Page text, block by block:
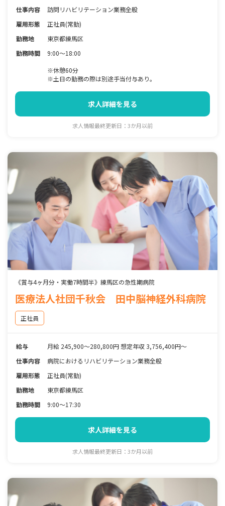
仕事内容
訪問リハビリテーション業務全般
雇用形態
正社員(常勤)
勤務地
東京都練馬区
勤務時間
9:00～18:00
※休憩60分
※土日の勤務の際は別途手当付与あり。
求人詳細を見る
求人情報最終更新日：3か月以前
《賞与4ヶ月分・実働7時間半》練馬区の急性期病院
医療法人社団千秋会 田中脳神経外科病院
正社員
給与
月給 245,900～280,800円 想定年収 3,756,400円～
仕事内容
病院におけるリハビリテーション業務全般
雇用形態
正社員(常勤)
勤務地
東京都練馬区
勤務時間
9:00～17:30
求人詳細を見る
求人情報最終更新日：3か月以前